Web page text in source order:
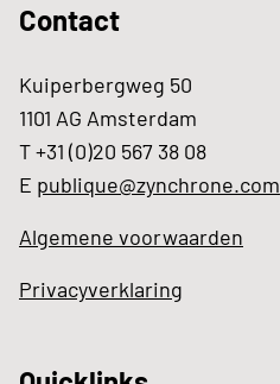
Contact
Kuiperbergweg 50
1101 AG Amsterdam
T +31 (0)20 567 38 08
E publique@zynchrone.com
Algemene voorwaarden
Privacyverklaring